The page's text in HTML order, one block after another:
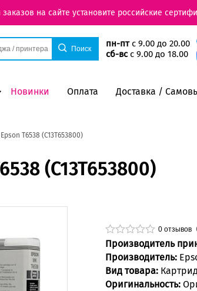
на сайте установите российские
пн-птс 9.00 до 20.00
сб-всс 9.00 до 18.00
Новинки Оплата Доставка /
T6538 (C13T653800)
(C13T653800)
0 отзывов
Производитель
Производитель:
Вид товара:
Оригинальность: